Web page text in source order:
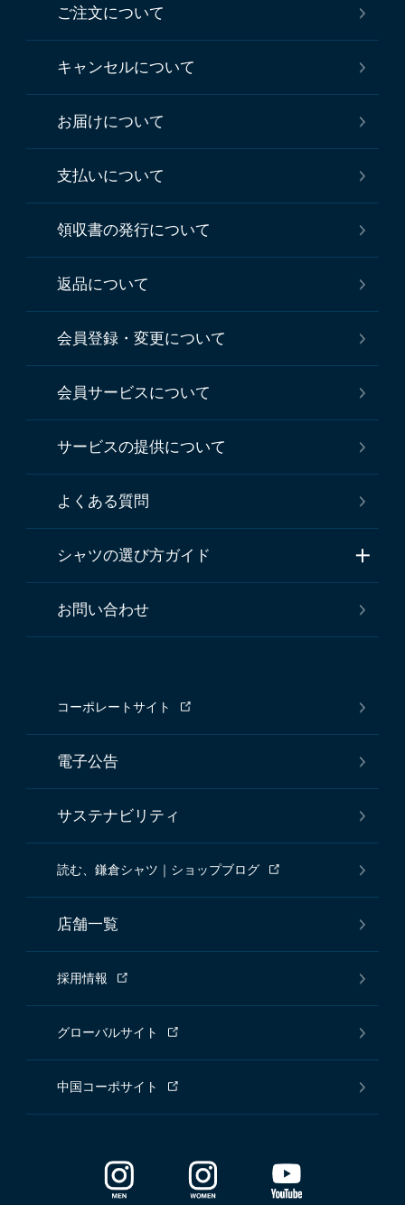
ご注文について
キャンセルについて
お届けについて
支払いについて
領収書の発行について
返品について
会員登録・変更について
会員サービスについて
サービスの提供について
よくある質問
シャツの選び方ガイド
お問い合わせ
コーポレートサイト
電子公告
サステナビリティ
読む、鎌倉シャツ｜ショップブログ
店舗一覧
採用情報
グローバルサイト
中国コーポサイト